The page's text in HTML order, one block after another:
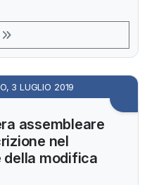
3 LUGLIO 2019
assembleare
nel
della modifica